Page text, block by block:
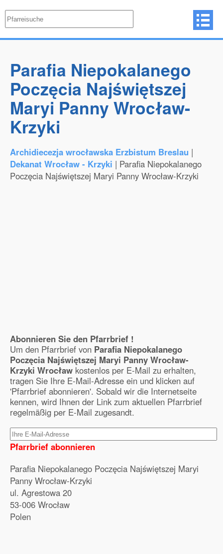
Parafia Niepokalanego
Poczęcia Najświętszej
Maryi Panny Wrocław-
Krzyki
Archidiecezja wrocławska Erzbistum Breslau |
Dekanat Wrocław - Krzyki | Parafia Niepokalanego
Poczęcia Najświętszej Maryi Panny Wrocław-Krzyki
Abonnieren Sie den Pfarrbrief !
Um den Pfarrbrief von Parafia Niepokalanego
Poczęcia Najświętszej Maryi Panny Wrocław-
Krzyki Wrocław kostenlos per E-Mail zu erhalten,
tragen Sie Ihre E-Mail-Adresse ein und klicken auf
'Pfarrbrief abonnieren'. Sobald wir die Internetseite
kennen, wird Ihnen der Link zum aktuellen Pfarrbrief
regelmäßig per E-Mail zugesandt.
Pfarrbrief abonnieren
Parafia Niepokalanego Poczęcia Najświętszej Maryi
Panny Wrocław-Krzyki
ul. Agrestowa 20
53-006 Wrocław
Polen